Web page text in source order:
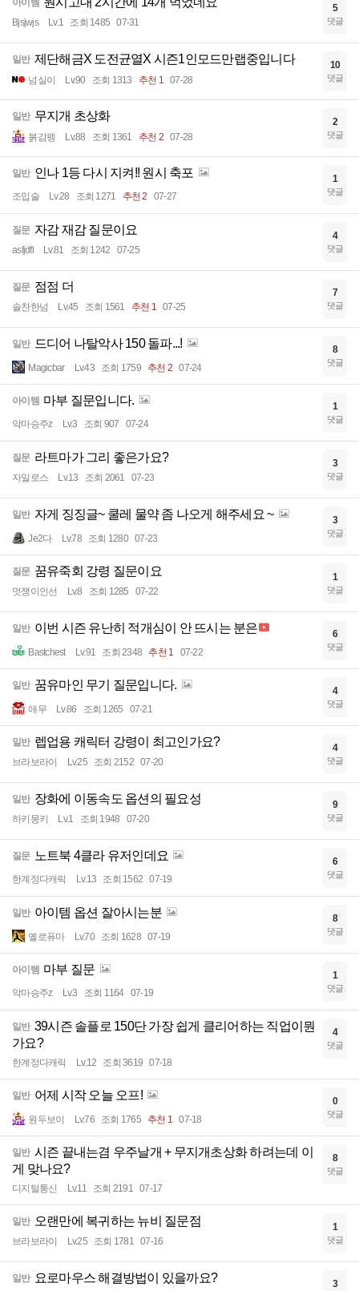
아이템
Bjsjwjs Lv.1 조회 1485 07-31
5
댓글
일반 제단해금X 도전균열X 시즌1인모드만랩중입니다
넘실이 Lv.90 조회 1313 추천 1 07-28
10
댓글
일반 무지개 초상화
붉감펭 Lv.88 조회 1361 추천 2 07-28
2
댓글
일반 인나 1등 다시 지켜!! 원시 축포
조입술 Lv.28 조회 1271 추천 2 07-27
1
댓글
질문 자감 재감 질문이요
asfjdfl Lv.81 조회 1242 07-25
4
댓글
질문 점점 더
솔찬한넘 Lv.45 조회 1561 추천 1 07-25
7
댓글
일반 드디어 나탈악사 150 돌파...!
Magicbar Lv.43 조회 1759 추천 2 07-24
8
댓글
아이템 마부 질문입니다.
악마승주z Lv.3 조회 907 07-24
1
댓글
질문 라트마가 그리 좋은가요?
자일로스 Lv.13 조회 2061 07-23
3
댓글
일반 자게 징징글~ 쿨레 물약 좀 나오게 해주세요 ~
Je2다 Lv.78 조회 1280 07-23
3
댓글
질문 꿈유죽회 강령 질문이요
멋쟁이인선 Lv.8 조회 1285 07-22
1
댓글
일반 이번 시즌 유난히 적개심이 안 뜨시는 분은
Bastchest Lv.91 조회 2348 추천 1 07-22
6
댓글
일반 꿈유마인 무기 질문입니다.
애무 Lv.86 조회 1265 07-21
4
댓글
일반 렙업용 캐릭터 강령이 최고인가요?
브라보라이 Lv.25 조회 2152 07-20
4
댓글
일반 장화에 이동속도 옵션의 필요성
하키몽키 Lv.1 조회 1948 07-20
9
댓글
질문 노트북 4클라 유저인데요
한계정다캐릭 Lv.13 조회 1562 07-19
6
댓글
일반 아이템 옵션 잘아시는분
옐로퓨마 Lv.70 조회 1628 07-19
8
댓글
아이템 마부 질문
악마승주z Lv.3 조회 1164 07-19
1
댓글
일반 39시즌 솔플로 150단 가장 쉽게 클리어하는 직업이뭔
가요?
한계정다캐릭 Lv.12 조회 3619 07-18
4
댓글
일반 어제 시작 오늘 오프!
원두보이 Lv.76 조회 1765 추천 1 07-18
0
댓글
일반 시즌 끝내는겸 우주날개 + 무지개초상화 하려는데 이
게 맞나요?
디지털통신 Lv.11 조회 2191 07-17
8
댓글
일반 오랜만에 복귀하는 뉴비 질문점
브라보라이 Lv.25 조회 1781 07-16
1
댓글
일반 요로마우스 해결방법이 있을까요? 3